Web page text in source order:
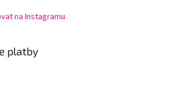
na Instagramu
platby